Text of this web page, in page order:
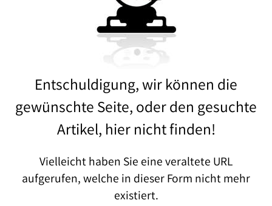
Entschuldigung, wir können die
gewünschte Seite, oder den gesuchte
Artikel, hier nicht finden!
Vielleicht haben Sie eine veraltete URL
aufgerufen, welche in dieser Form nicht mehr
existiert.